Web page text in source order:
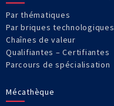
Par thématiques
Par briques technologiques
Chaînes de valeur
Qualifiantes – Certifiantes
Parcours de spécialisation
Mécathèque